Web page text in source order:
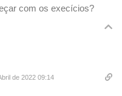
com os execícios?
de 2022 09:14